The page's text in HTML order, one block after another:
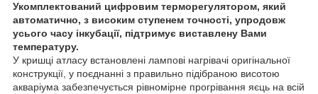
Укомплектований цифровим терморегулятором, який
автоматично, з високим ступенем точності, упродовж
усього часу інкубації, підтримує виставлену Вами
температуру.
У кришці атласу встановлені лампові нагрівачі оригінальної
конструкції, у поєднанні з правильно підібраною висотою
акваріума забезпечується рівномірне прогрівання яєць на всій